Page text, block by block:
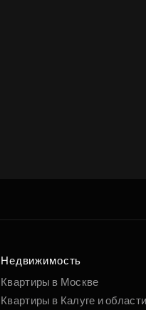
Недвижимость
Квартиры в Москве
Квартиры в Калуге и области